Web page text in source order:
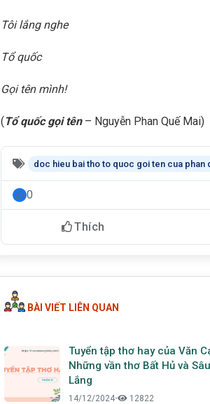
Tôi lắng nghe
Tổ quốc
Gọi tên mình!
(Tổ quốc gọi tên– Nguyễn Phan Quế Mai)
doc hieu bai tho to quoc goi ten cua phan
0
Thích
BÀI VIẾT LIÊN QUAN
Tuyển tập thơ hay của Văn
Những vần thơ Bất Hủ và Sâu
Lắng
14/12/2024• 12822